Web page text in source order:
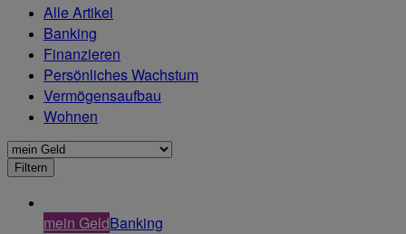
Alle Artikel
Banking
Finanzieren
Persönliches Wachstum
Vermögensaufbau
Wohnen
mein GeldBanking